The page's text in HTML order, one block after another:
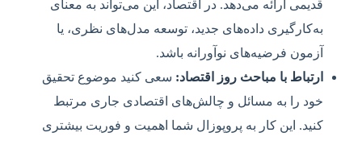
قدیمی ارائه می‌دهد. در اقتصاد، این می‌تواند به معنای
به‌کارگیری داده‌های جدید، توسعه مدل‌های نظری، یا
آزمون فرضیه‌های نوآورانه باشد.
ارتباط با مباحث روز اقتصاد: سعی کنید موضوع تحقیق
خود را به مسائل و چالش‌های اقتصادی جاری مرتبط
کنید. این کار به پروپوزال شما اهمیت و فوریت بیشتری